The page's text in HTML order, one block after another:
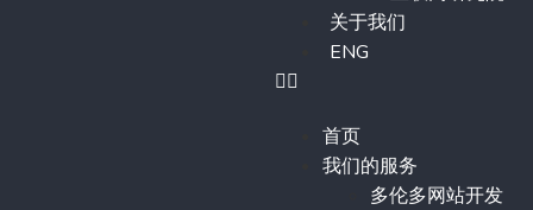
关于我们
ENG
首页
我们的服务
多伦多网站开发